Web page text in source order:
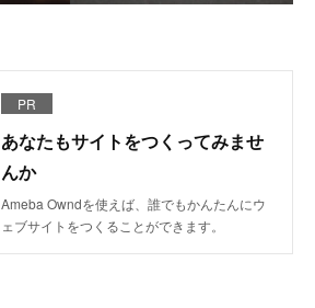
PR
あなたもサイトをつくってみませ
んか
Ameba Owndを使えば、誰でもかんたんにウ
ェブサイトをつくることができます。